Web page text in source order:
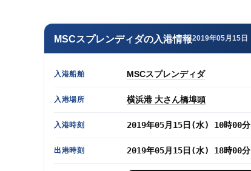
MSCスプレンディダの入港情報2019年05月15日
入港船舶 MSCスプレンディダ
入港場所 横浜港 大さん橋埠頭
入港時刻 2019年05月15日(水) 10時00分
出港時刻 2019年05月15日(水) 18時00分